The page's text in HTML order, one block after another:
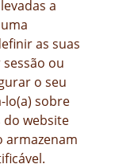
a
as suas
ou
o seu
lo(a) sobre
do website
armazenam